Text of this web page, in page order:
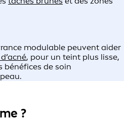
modulable peuvent aider
, pour un teint plus lisse,
de soin
?